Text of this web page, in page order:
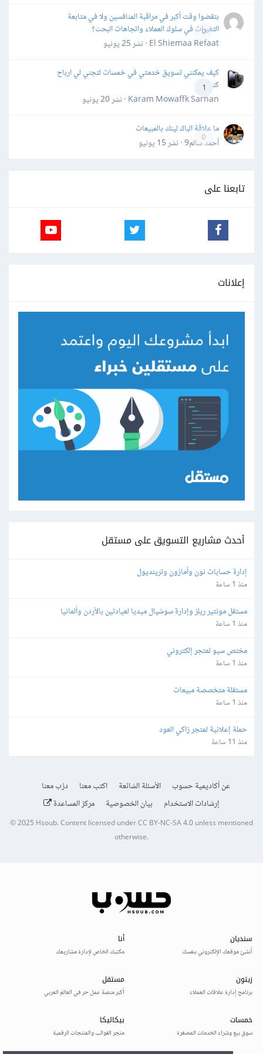
0
بتقضوا وقت أكبر في مراقبة المنافسين ولا في متابعة
التغيرات في سلوك العملاء واتجاهات البحث؟
El Shiemaa Refaat · نشر
25 يونيو
1
كيف يمكنني تسويق خدمتي في خمسات لتجني لي ارباح
كثيرة
Karam Mowaffk Sarhan · نشر
20 يونيو
0
ما علاقة الباك لينك بالمبيعات
أحمد سالم9 · نشر
15 يونيو
تابعنا على
إعلانات
أحدث مشاريع التسويق على مستقل
إدارة حسابات نون وأمازون وترينديول
منذ 1 ساعة
مستقل مونتير ريلز وإدارة سوشيال ميديا لعيادتين بالأردن وألمانيا
منذ 1 ساعة
مختص سيو لمتجر إلكتروني
منذ 1 ساعة
مستقلة متخصصة مبيعات
منذ 1 ساعة
حملة إعلانية لمتجر زاكي العود
منذ 11 ساعة
عن أكاديمية حسوب الأسئلة الشائعة اكتب معنا
درّب معنا
إرشادات الاستخدام
بيان الخصوصية مركز المساعدة
© 2025 Hsoub.Content licensed underCC BY-NC-SA 4.0unless mentioned
otherwise.